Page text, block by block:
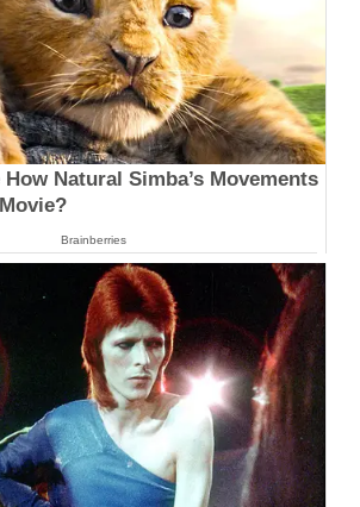
Natural Simba’s Movements
Brainberries